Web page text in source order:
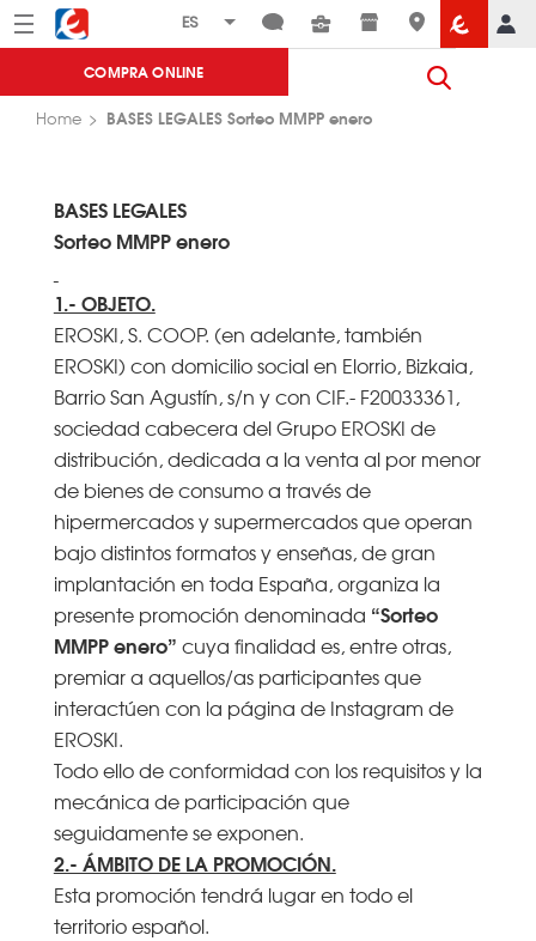
Menú Eroski
COMPRA ONLINE
Home BASES LEGALES Sorteo MMPP enero
BASES LEGALES
Sorteo MMPP enero
1.- OBJETO.
EROSKI, S. COOP. (en adelante, también
EROSKI) con domicilio social en Elorrio, Bizkaia,
Barrio San Agustín, s/n y con CIF.- F20033361,
sociedad cabecera del Grupo EROSKI de
distribución, dedicada a la venta al por menor
de bienes de consumo a través de
hipermercados y supermercados que operan
bajo distintos formatos y enseñas, de gran
implantación en toda España, organiza la
presente promoción denominada “Sorteo
MMPP enero” cuya finalidad es, entre otras,
premiar a aquellos/as participantes que
interactúen con la página de Instagram de
EROSKI.
Todo ello de conformidad con los requisitos y la
mecánica de participación que
seguidamente se exponen.
2.- ÁMBITO DE LA PROMOCIÓN.
Esta promoción tendrá lugar en todo el
territorio español.